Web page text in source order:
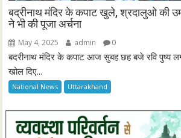
बद्रीनाथ मंदिर के कपाट खुले, श्रदालुओ की
ने भी की पूजा अर्चना
May 4, 2025 admin 0
बदरीनाथ मंदिर के कपाट आज सुबह छह बजे रवि पुष्य
खोल दिए...
National News Uttarakhand